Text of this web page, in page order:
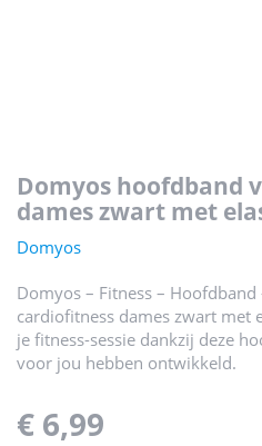
domyos hoofdband voor cardiofitness
dames zwart met
Domyos
Domyos – Fitness –
cardiofitness dames zwart met
je fitness-sessie dankzij deze
voor jou hebben ontwikkeld.
€ 6,99